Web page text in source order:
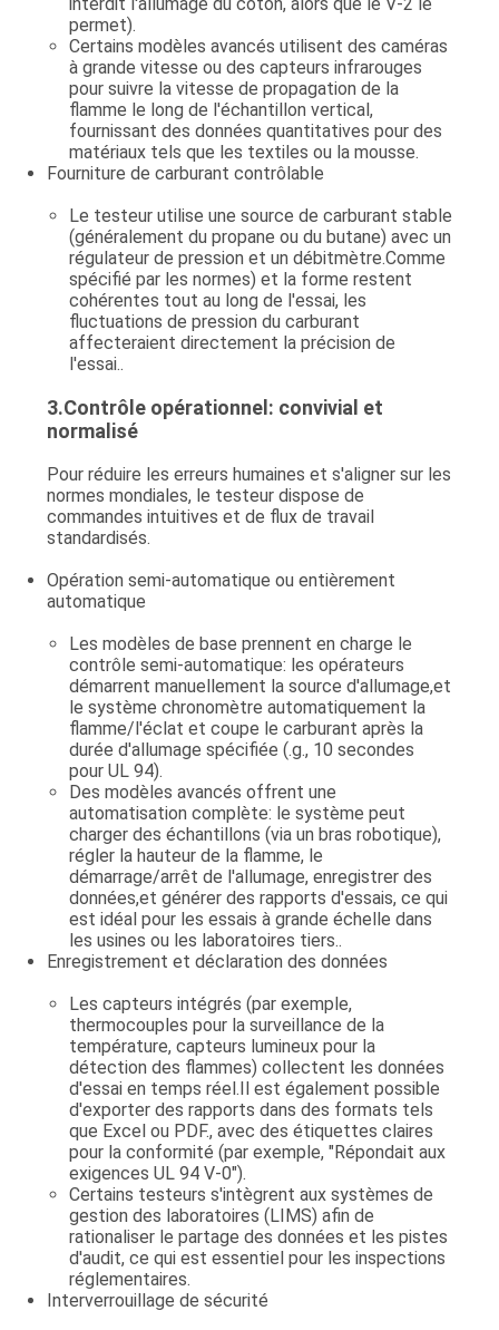
permet).
Certains modèles avancés utilisent des caméras
à grande vitesse ou des capteurs infrarouges
pour suivre la vitesse de propagation de la
flamme le long de l'échantillon vertical,
fournissant des données quantitatives pour des
matériaux tels que les textiles ou la mousse.
Fourniture de carburant contrôlable
Le testeur utilise une source de carburant stable
(généralement du propane ou du butane) avec un
régulateur de pression et un débitmètre.Comme
spécifié par les normes) et la forme restent
cohérentes tout au long de l'essai, les
fluctuations de pression du carburant
affecteraient directement la précision de
l'essai..
3.Contrôle opérationnel: convivial et
normalisé
Pour réduire les erreurs humaines et s'aligner sur les
normes mondiales, le testeur dispose de
commandes intuitives et de flux de travail
standardisés.
Opération semi-automatique ou entièrement
automatique
Les modèles de base prennent en charge le
contrôle semi-automatique: les opérateurs
démarrent manuellement la source d'allumage,et
le système chronomètre automatiquement la
flamme/l'éclat et coupe le carburant après la
durée d'allumage spécifiée (.g., 10 secondes
pour UL 94).
Des modèles avancés offrent une
automatisation complète: le système peut
charger des échantillons (via un bras robotique),
régler la hauteur de la flamme, le
démarrage/arrêt de l'allumage, enregistrer des
données,et générer des rapports d'essais, ce qui
est idéal pour les essais à grande échelle dans
les usines ou les laboratoires tiers..
Enregistrement et déclaration des données
Les capteurs intégrés (par exemple,
thermocouples pour la surveillance de la
température, capteurs lumineux pour la
détection des flammes) collectent les données
d'essai en temps réel.Il est également possible
d'exporter des rapports dans des formats tels
que Excel ou PDF., avec des étiquettes claires
pour la conformité (par exemple, "Répondait aux
exigences UL 94 V-0").
Certains testeurs s'intègrent aux systèmes de
gestion des laboratoires (LIMS) afin de
rationaliser le partage des données et les pistes
d'audit, ce qui est essentiel pour les inspections
réglementaires.
Interverrouillage de sécurité